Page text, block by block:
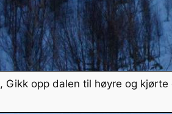
Gikk opp dalen til høyre og